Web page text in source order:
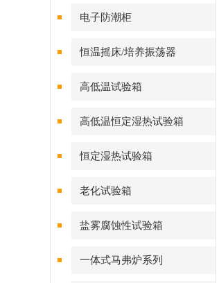
电子防潮柜
恒温摇床/培养振荡器
高低温试验箱
高低温恒定湿热试验箱
恒定湿热试验箱
老化试验箱
盐雾腐蚀性试验箱
一体式马弗炉系列